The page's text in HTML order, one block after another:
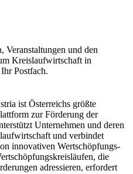
Veranstaltungen und den
Kreislaufwirtschaft in
Postfach.
ist Österreichs größte
zur Förderung der
Unternehmen und deren
und verbindet
innovativen Wertschöpfungs-
die
adressieren, erfordert